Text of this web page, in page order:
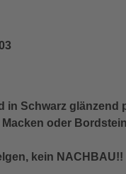
in Schwarz
oder
kein NACHBAU!!